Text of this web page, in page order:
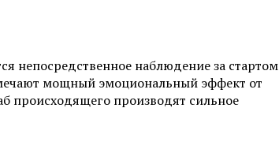
непосредственное наблюдение за стартом
мощный эмоциональный эффект от
происходящего производят сильное